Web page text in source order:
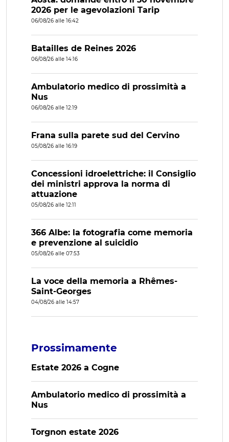
2026 per le agevolazioni Tarip
06/08/26 alle 16:42
Batailles de Reines 2026
06/08/26 alle 14:16
Ambulatorio medico di prossimità a
Nus
06/08/26 alle 12:19
Frana sulla parete sud del Cervino
05/08/26 alle 16:19
Concessioni idroelettriche: il Consiglio
dei ministri approva la norma di
attuazione
05/08/26 alle 12:11
366 Albe: la fotografia come memoria
e prevenzione al suicidio
05/08/26 alle 07:53
La voce della memoria a Rhêmes-
Saint-Georges
04/08/26 alle 14:57
Prossimamente
Estate 2026 a Cogne
Ambulatorio medico di prossimità a
Nus
Torgnon estate 2026